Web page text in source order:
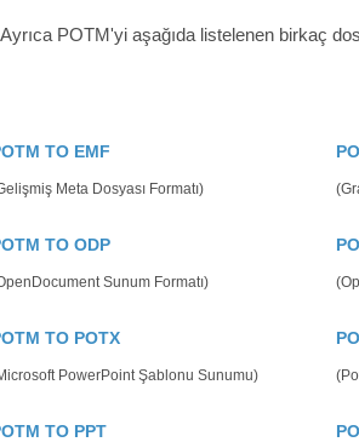
Ayrıca POTM'yi aşağıda listelenen birkaç
TO EMF
Meta Dosyası Formatı)
TO ODP
Sunum Formatı)
TO POTX
PowerPoint Şablonu Sunumu)
TO PPT